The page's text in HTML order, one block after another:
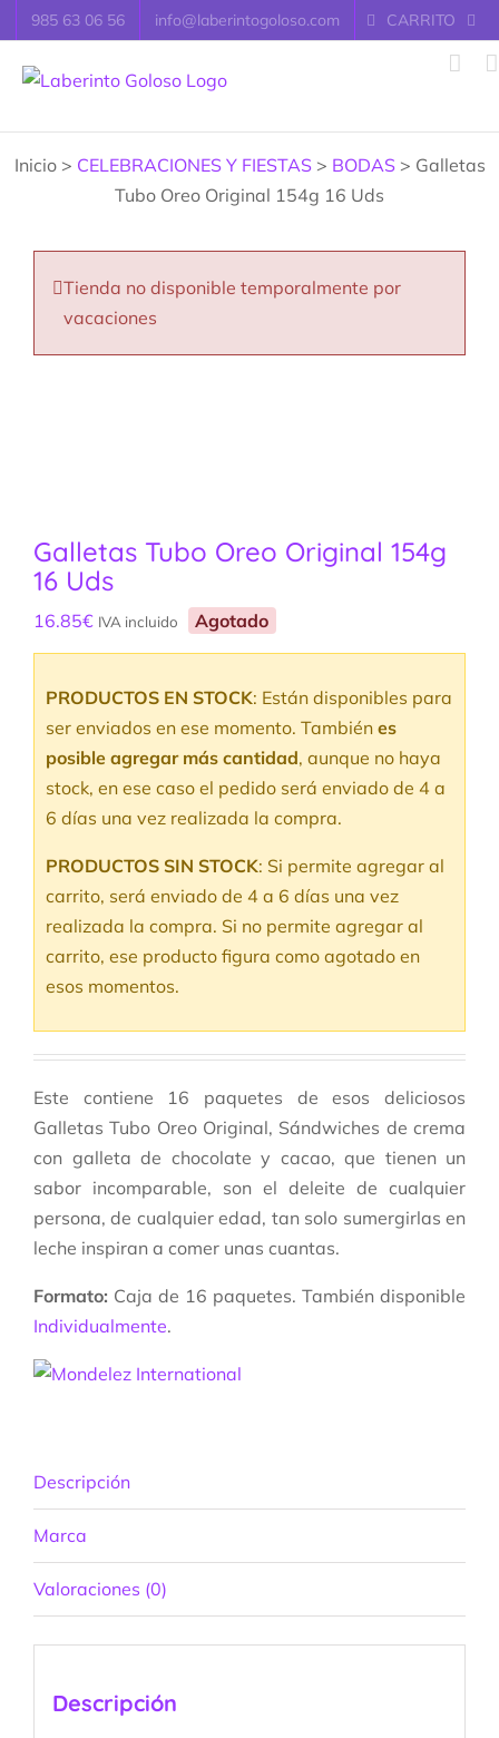
Saltar
al
contenido
985 63 06 56 info@laberintogoloso.com CARRITO
Inicio > CELEBRACIONES Y FIESTAS> BODAS> Galletas
Tubo Oreo Original 154g 16 Uds
Tienda no disponible temporalmente por
vacaciones
Galletas Tubo Oreo Original 154g
16 Uds
16.85€ IVA incluido Agotado
PRODUCTOS EN STOCK: Están disponibles para
ser enviados en ese momento. También es
posible agregar más cantidad, aunque no haya
stock, en ese caso el pedido será enviado de 4 a
6 días una vez realizada la compra.
PRODUCTOS SIN STOCK: Si permite agregar al
carrito, será enviado de 4 a 6 días una vez
realizada la compra. Si no permite agregar al
carrito, ese producto figura como agotado en
esos momentos.
Este contiene 16 paquetes de esos deliciosos
Galletas Tubo Oreo Original, Sándwiches de crema
con galleta de chocolate y cacao, que tienen un
sabor incomparable, son el deleite de cualquier
persona, de cualquier edad, tan solo sumergirlas en
leche inspiran a comer unas cuantas.
Formato: Caja de 16 paquetes. También disponible
Individualmente.
Descripción
Marca
Valoraciones (0)
Descripción